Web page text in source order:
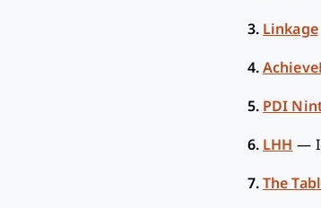
3. Linkage
4.
5. PDI
6. LHH —
7. The